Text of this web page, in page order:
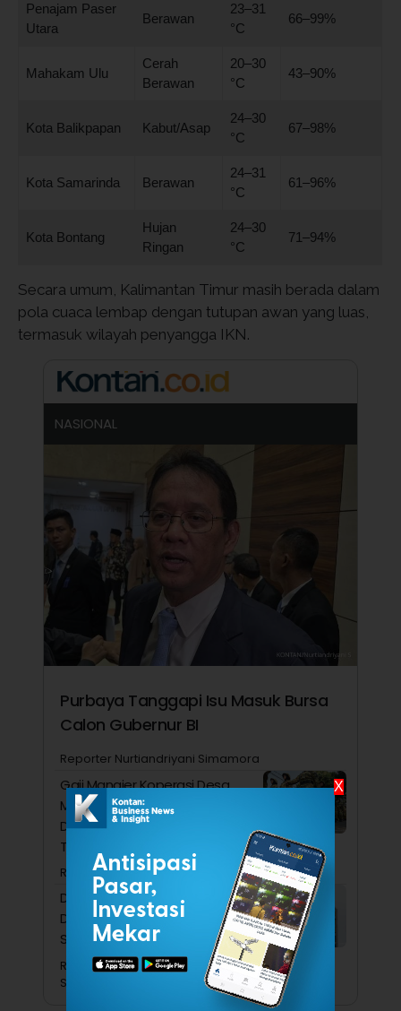
Penajam Paser
Utara
Berawan
23–31
°C
66–99%
Mahakam Ulu
Cerah
Berawan
20–30
°C
43–90%
Kota Balikpapan Kabut/Asap
24–30
°C
67–98%
Kota Samarinda Berawan
24–31
°C
61–96%
Kota Bontang
Hujan
Ringan
24–30
°C
71–94%
Secara umum, Kalimantan Timur masih berada dalam
pola cuaca lembap dengan tutupan awan yang luas,
termasuk wilayah penyangga IKN.
NASIONAL
Purbaya Tanggapi Isu Masuk Bursa
Calon Gubernur BI
Reporter Nurtiandriyani Simamora
Gaji Manajer Koperasi Desa
Merah Putih (KDMP)
Ditanggung APBN Selama Dua
Tahun
Reporter Yudho Winarto
DPR Sebut Pelibatan
Danantara di KSSK Masih
Sesuai Mandat UU P2SK
Reporter Nurtiandriyani
Simamora
X